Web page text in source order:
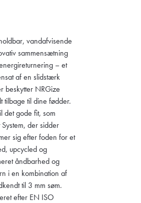
vandafvisende
sammensætning
– et
af en slidstærk
beskytter NRGize
tilbage til dine fødder.
det gode fit, som
der sidder
sig efter foden for et
upcycled og
åndbarhed og
i en kombination af
til 3 mm søm.
efter EN ISO